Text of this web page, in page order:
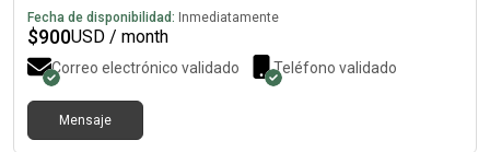
bathroom, 1,500 sq ft place in Germantown, 4 minutes away
from the Belknap campus. The renter would have their own
bedroom and bathroom. Off street parking available, recently
renovated with modern finishings, plus full kitchen and laundry
amenities. Near local restaurants and businesses! Move in
available starting in July, $900 a month with utilities.
Fecha de disponibilidad: Inmediatamente
$900USD / month
Correo electrónico validado Teléfono validado
Mensaje